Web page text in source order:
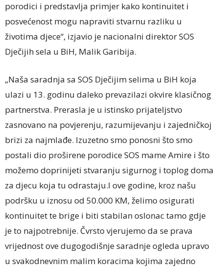
porodici i predstavlja primjer kako kontinuitet i
posvećenost mogu napraviti stvarnu razliku u
životima djece“, izjavio je nacionalni direktor SOS
Dječijih sela u BiH, Malik Garibija.
„Naša saradnja sa SOS Dječijim selima u BiH koja
ulazi u 13. godinu daleko prevazilazi okvire klasičnog
partnerstva. Prerasla je u istinsko prijateljstvo
zasnovano na povjerenju, razumijevanju i zajedničkoj
brizi za najmlađe. Izuzetno smo ponosni što smo
postali dio proširene porodice SOS mame Amire i što
možemo doprinijeti stvaranju sigurnog i toplog doma
za djecu koja tu odrastaju.I ove godine, kroz našu
podršku u iznosu od 50.000 KM, želimo osigurati
kontinuitet te brige i biti stabilan oslonac tamo gdje
je to najpotrebnije. Čvrsto vjerujemo da se prava
vrijednost ove dugogodišnje saradnje ogleda upravo
u svakodnevnim malim koracima kojima zajedno